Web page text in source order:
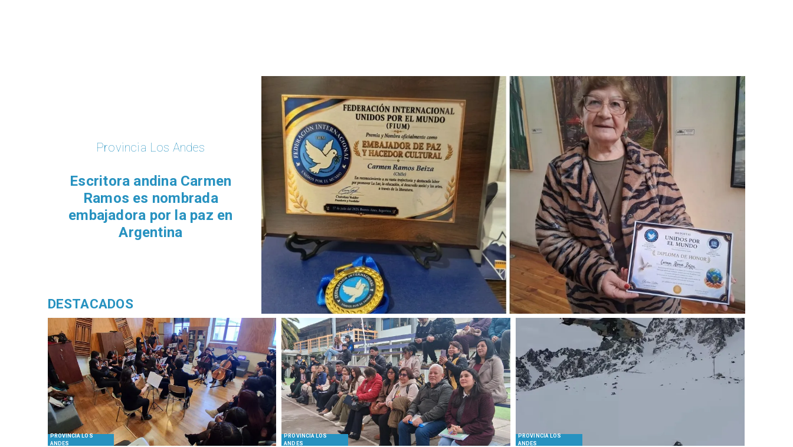
PROVINCIA LOS
ANDES
PROVINCIA LOS
ANDES
PROVINCIA LOS
ANDES
Provincia Los Andes
Escritora andina Carmen
Ramos es nombrada
embajadora por la paz en
Argentina
DESTACADOS